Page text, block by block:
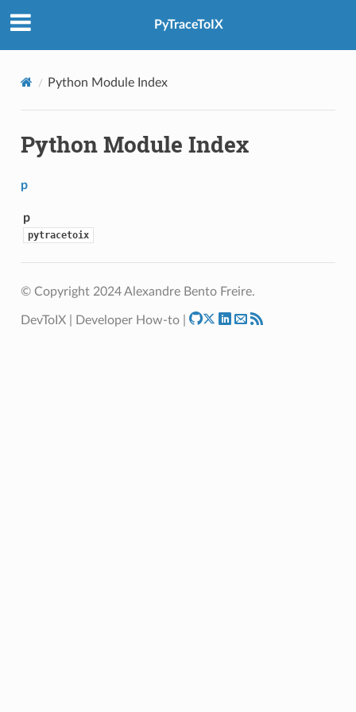
PyTraceToIX
Python Module Index
Python Module Index
p
p
pytracetoix
© Copyright 2024 Alexandre Bento Freire.
DevToIX | Developer How-to |